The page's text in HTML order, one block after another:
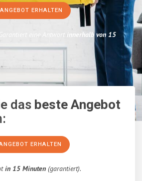
ERHALTEN
eine Antwort innerhalb von 15
dasbeste Angebot
ERHALTEN
in 15 Minuten(garantiert).